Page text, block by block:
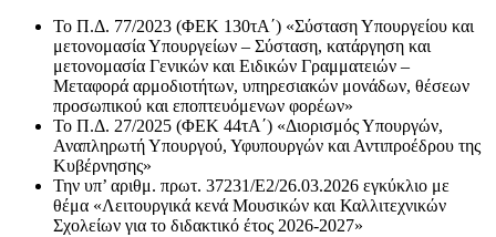
Το Π.Δ. 77/2023 (ΦΕΚ 130τΑ΄) «Σύσταση Υπουργείου και
μετονομασία Υπουργείων – Σύσταση, κατάργηση και
μετονομασία Γενικών και Ειδικών Γραμματειών –
Μεταφορά αρμοδιοτήτων, υπηρεσιακών μονάδων, θέσεων
προσωπικού και εποπτευόμενων φορέων»
Το Π.Δ. 27/2025 (ΦΕΚ 44τΑ΄) «Διορισμός Υπουργών,
Αναπληρωτή Υπουργού, Υφυπουργών και Αντιπροέδρου της
Κυβέρνησης»
Την υπ’ αριθμ. πρωτ. 37231/Ε2/26.03.2026 εγκύκλιο με
θέμα «Λειτουργικά κενά Μουσικών και Καλλιτεχνικών
Σχολείων για το διδακτικό έτος 2026-2027»